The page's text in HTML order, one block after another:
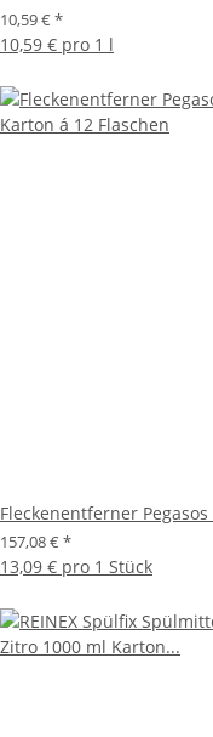
10,59 € *
10,59 € pro 1 l
Fleckenentferner
157,08 € *
13,09 € pro 1 Stück